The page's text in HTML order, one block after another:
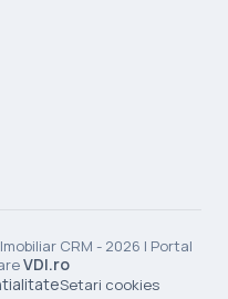
CRM - 2026 | Portal
VDI.ro
Setari cookies